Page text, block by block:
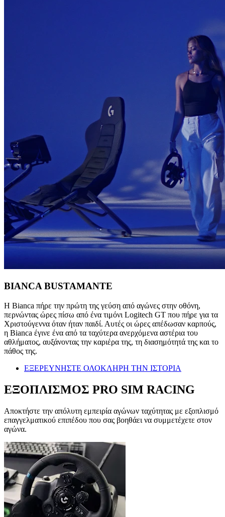
BIANCA BUSTAMANTE
Η Bianca πήρε την πρώτη της γεύση από αγώνες στην οθόνη,
περνώντας ώρες πίσω από ένα τιμόνι Logitech GT που πήρε για τα
Χριστούγεννα όταν ήταν παιδί. Αυτές οι ώρες απέδωσαν καρπούς,
η Bianca έγινε ένα από τα ταχύτερα ανερχόμενα αστέρια του
αθλήματος, αυξάνοντας την καριέρα της, τη διασημότητά της και το
πάθος της.
ΕΞΕΡΕΥΝΗΣΤΕ ΟΛΟΚΛΗΡΗ ΤΗΝ ΙΣΤΟΡΙΑ
ΕΞΟΠΛΙΣΜΟΣ PRO SIM RACING
Αποκτήστε την απόλυτη εμπειρία αγώνων ταχύτητας με εξοπλισμό
επαγγελματικού επιπέδου που σας βοηθάει να συμμετέχετε στον
αγώνα.